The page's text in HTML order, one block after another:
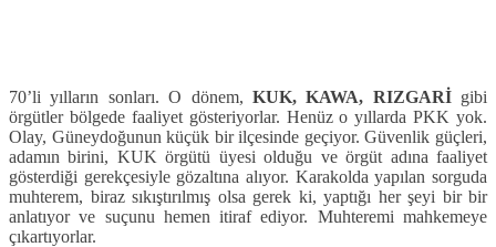
70’li yılların sonları. O dönem, KUK, KAWA, RIZGARİgibi
örgütler bölgede faaliyet gösteriyorlar. Henüz o yıllarda PKK yok.
Olay, Güneydoğunun küçük bir ilçesinde geçiyor. Güvenlik güçleri,
adamın birini, KUK örgütü üyesi olduğu ve örgüt adına faaliyet
gösterdiği gerekçesiyle gözaltına alıyor. Karakolda yapılan sorguda
muhterem, biraz sıkıştırılmış olsa gerek ki, yaptığı her şeyi bir bir
anlatıyor ve suçunu hemen itiraf ediyor. Muhteremi mahkemeye
çıkartıyorlar.